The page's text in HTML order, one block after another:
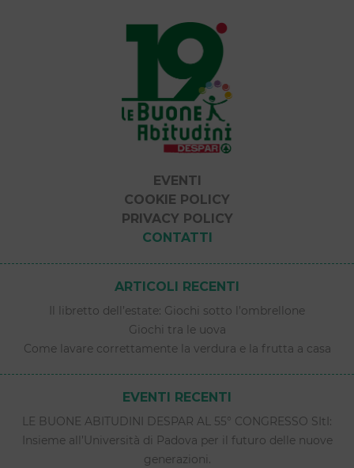
EVENTI
COOKIE POLICY
PRIVACY POLICY
CONTATTI
ARTICOLI RECENTI
Il libretto dell’estate: Giochi sotto l’ombrellone
Giochi tra le uova
Come lavare correttamente la verdura e la frutta a casa
EVENTI RECENTI
LE BUONE ABITUDINI DESPAR AL 55° CONGRESSO SItI:
Insieme all’Università di Padova per il futuro delle nuove
generazioni.